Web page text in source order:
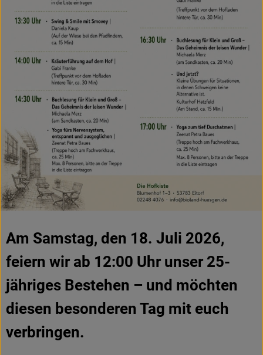
Am Samstag, den 18. Juli 2026,
feiern wir ab 12:00 Uhr unser 25-
jähriges Bestehen – und möchten
diesen besonderen Tag mit euch
verbringen.